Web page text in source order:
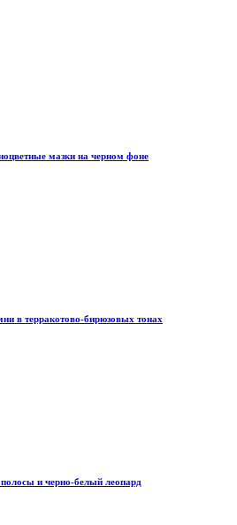
мазки на черном фоне
в терракотово-бирюзовых тонах
и черно-белый леопард